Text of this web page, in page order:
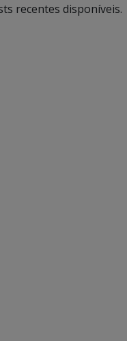
recentes disponíveis.